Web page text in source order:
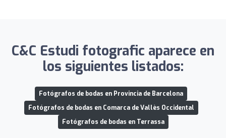
C&C Estudi fotografic aparece en
los siguientes listados:
Fotógrafos de bodas en Provincia de Barcelona
Fotógrafos de bodas en Comarca de Vallès Occidental
Fotógrafos de bodas en Terrassa